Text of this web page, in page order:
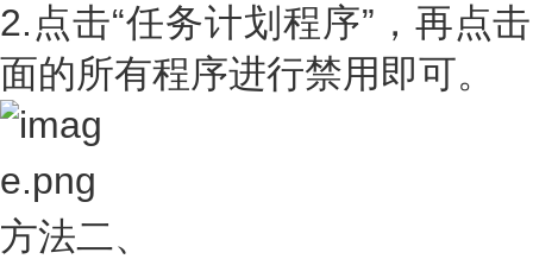
2.点击“任务计划程序”，再点
面的所有程序进行禁用即可。
方法二、